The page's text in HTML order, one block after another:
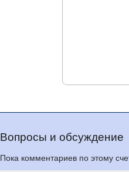
Вопросы и обсуждение
Пока комментариев по этому